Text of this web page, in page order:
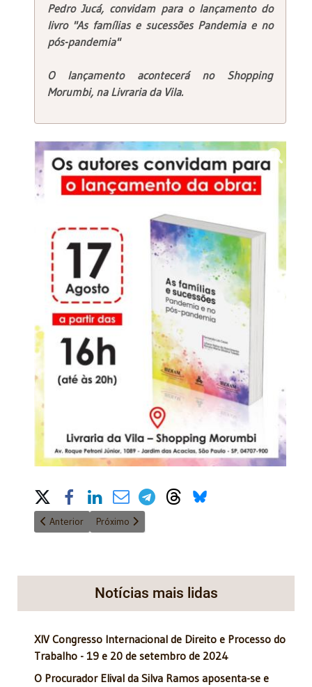
Pedro Jucá, convidam para o lançamento do
livro "As famílias e sucessões Pandemia e no
pós-pandemia"
O lançamento acontecerá no Shopping
Morumbi, na Livraria da Vila.
Share on Social Media
Artigo anterior: Hoje, quatro Acadêmicos participaram do
Anterior Próximo artigo: Online Hoje - 10/07/2024 -
Próximo
Notícias mais lidas
XIV Congresso Internacional de Direito e Processo do
Trabalho - 19 e 20 de setembro de 2024
O Procurador Elival da Silva Ramos aposenta-se e